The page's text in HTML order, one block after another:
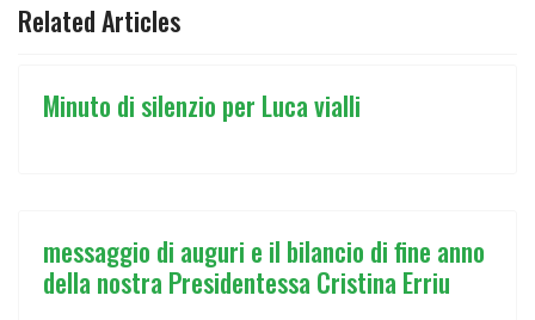
Related Articles
Minuto di silenzio per Luca vialli
messaggio di auguri e il bilancio di fine anno
della nostra Presidentessa Cristina Erriu